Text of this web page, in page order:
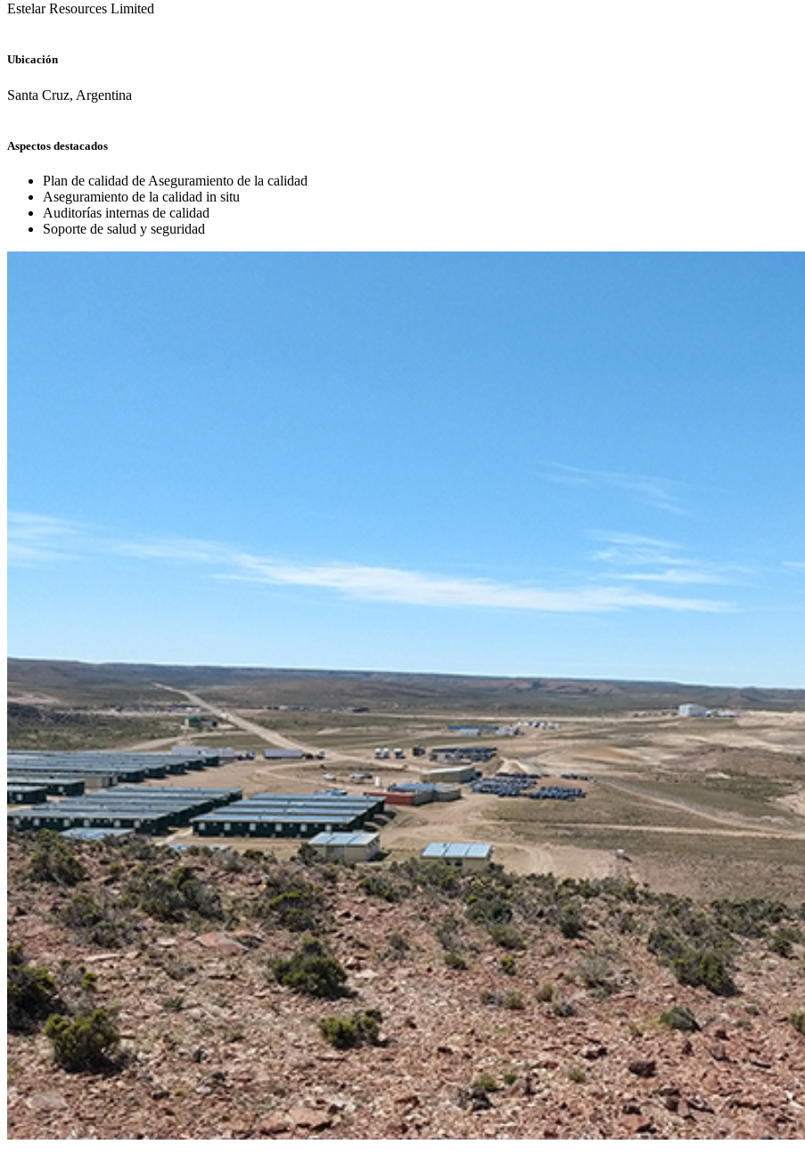
Estelar Resources Limited
Ubicación
Santa Cruz, Argentina
Aspectos destacados
Plan de calidad de Aseguramiento de la calidad
Aseguramiento de la calidad in situ
Auditorías internas de calidad
Soporte de salud y seguridad